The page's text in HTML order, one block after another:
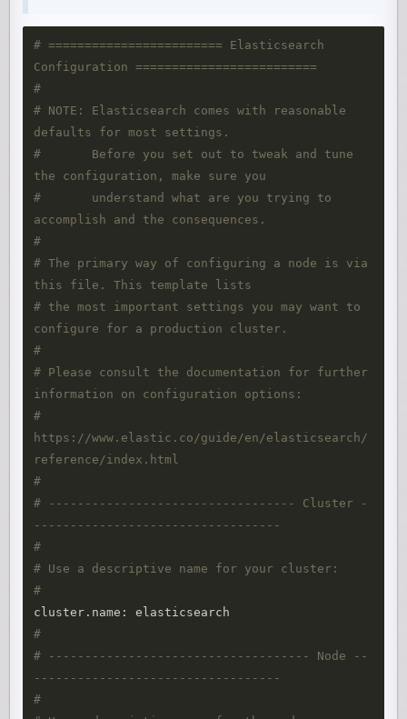
# ======================== Elasticsearch
Configuration =========================
#
# NOTE: Elasticsearch comes with reasonable
defaults for most settings.
#       Before you set out to tweak and tune
the configuration, make sure you
#       understand what are you trying to
accomplish and the consequences.
#
# The primary way of configuring a node is via
this file. This template lists
# the most important settings you may want to
configure for a production cluster.
#
# Please consult the documentation for further
information on configuration options:
#
https://www.elastic.co/guide/en/elasticsearch/
reference/index.html
#
# ---------------------------------- Cluster -
----------------------------------
#
# Use a descriptive name for your cluster:
#
#
# ------------------------------------ Node --
----------------------------------
#